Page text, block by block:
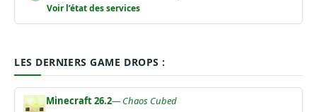
Voir l’état des services
LES DERNIERS GAME DROPS :
Minecraft 26.2— Chaos Cubed